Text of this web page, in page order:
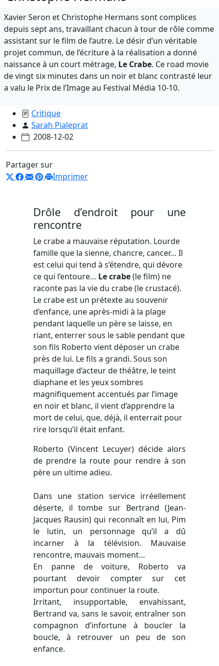
Xavier Seron et Christophe Hermans sont complices
depuis sept ans, travaillant chacun à tour de rôle comme
assistant sur le film de l’autre. Le désir d’un véritable
projet commun, de l’écriture à la réalisation a donné
naissance à un court métrage, Le Crabe. Ce road movie
de vingt six minutes dans un noir et blanc contrasté leur
a valu le Prix de l’Image au Festival Média 10-10.
Critique
Sarah Pialeprat
2008-12-02
Partager sur
Imprimer
Drôle d’endroit pour une
rencontre
Le crabe a mauvaise réputation. Lourde
famille que la sienne, chancre, cancer… Il
est celui qui tend à s’étendre, qui dévore
ce qui l’entoure… Le crabe(le film) ne
raconte pas la vie du crabe (le crustacé).
Le crabe est un prétexte au souvenir
d’enfance, une après-midi à la plage
pendant laquelle un père se laisse, en
riant, enterrer sous le sable pendant que
son fils Roberto vient déposer un crabe
près de lui. Le fils a grandi. Sous son
maquillage d’acteur de théâtre, le teint
diaphane et les yeux sombres
magnifiquement accentués par l’image
en noir et blanc, il vient d’apprendre la
mort de celui, que, déjà, il enterrait pour
rire lorsqu’il était enfant.
Roberto (Vincent Lecuyer) décide alors
de prendre la route pour rendre à son
père un ultime adieu.
Dans une station service irréellement
déserte, il tombe sur Bertrand (Jean-
Jacques Rausin) qui reconnaît en lui, Pim
le lutin, un personnage qu’il a dû
incarner à la télévision. Mauvaise
rencontre, mauvais moment…
En panne de voiture, Roberto va
pourtant devoir compter sur cet
importun pour continuer la route.
Irritant, insupportable, envahissant,
Bertrand va, sans le savoir, entraîner son
compagnon d’infortune à boucler la
boucle, à retrouver un peu de son
enfance.